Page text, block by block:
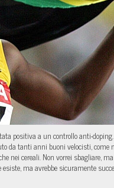
positiva a un controllo anti-
da tanti anni buoni velocisti,
nei cereali. Non vorrei
esiste, ma avrebbe